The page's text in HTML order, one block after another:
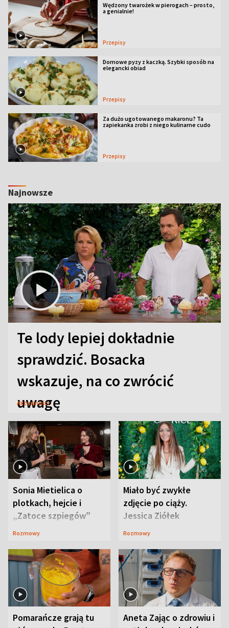
Wędzony twarożek w pierogach – prosto,
a genialnie!
Przepisy
Domowe pyzy z kaczką. Szybki sposób na
elegancki obiad
Przepisy
Za dużo ugotowanego makaronu? Ta
zapiekanka zrobi z niego kulinarne cudo
Przepisy
Najnowsze
Te lody lepiej dokładnie
sprawdzić. Bosacka
wskazuje, na co zwrócić
uwagę
Aktualności
Sonia Mietielica o
plotkach, hejcie i
„Zatoce szpiegów”
Rozmowy
Miało być zwykłe
zdjęcie po ciąży.
Jessica Ziółek
wywołała lawinę
Rozmowy
Pomarańcze grają tu
Aneta Zając o zdrowiu i